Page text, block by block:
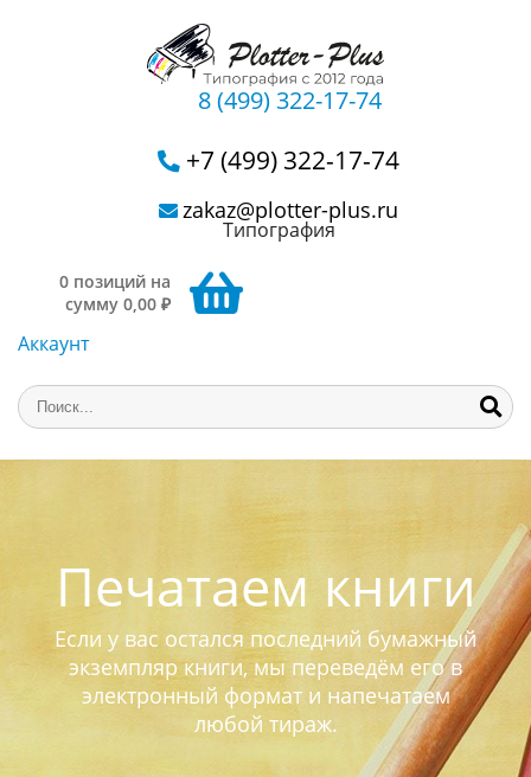
8 (499) 322-17-74
+7 (499) 322-17-74
zakaz@plotter-plus.ru
Типография
0 позиций на
сумму 0,00 ₽
Аккаунт
Печатаем книги
Если у вас остался последний бумажный
экземпляр книги, мы переведём его в
электронный формат и напечатаем
любой тираж.